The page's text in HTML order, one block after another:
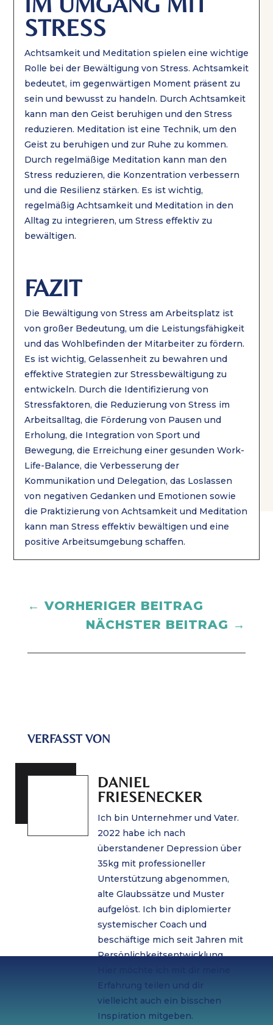
STRESS
Achtsamkeit und Meditation spielen eine wichtige
Rolle bei der Bewältigung von Stress. Achtsamkeit
bedeutet, im gegenwärtigen Moment präsent zu
sein und bewusst zu handeln. Durch Achtsamkeit
kann man den Geist beruhigen und den Stress
reduzieren. Meditation ist eine Technik, um den
Geist zu beruhigen und zur Ruhe zu kommen.
Durch regelmäßige Meditation kann man den
Stress reduzieren, die Konzentration verbessern
und die Resilienz stärken. Es ist wichtig,
regelmäßig Achtsamkeit und Meditation in den
Alltag zu integrieren, um Stress effektiv zu
bewältigen.
FAZIT
Die Bewältigung von Stress am Arbeitsplatz ist
von großer Bedeutung, um die Leistungsfähigkeit
und das Wohlbefinden der Mitarbeiter zu fördern.
Es ist wichtig, Gelassenheit zu bewahren und
effektive Strategien zur Stressbewältigung zu
entwickeln. Durch die Identifizierung von
Stressfaktoren, die Reduzierung von Stress im
Arbeitsalltag, die Förderung von Pausen und
Erholung, die Integration von Sport und
Bewegung, die Erreichung einer gesunden Work-
Life-Balance, die Verbesserung der
Kommunikation und Delegation, das Loslassen
von negativen Gedanken und Emotionen sowie
die Praktizierung von Achtsamkeit und Meditation
kann man Stress effektiv bewältigen und eine
positive Arbeitsumgebung schaffen.
← VORHERIGER BEITRAG
NÄCHSTER BEITRAG →
VERFASST VON
DANIEL
FRIESENECKER
Ich bin Unternehmer und Vater.
2022 habe ich nach
überstandener Depression über
35kg mit professioneller
Unterstützung abgenommen,
alte Glaubssätze und Muster
aufgelöst. Ich bin diplomierter
systemischer Coach und
beschäftige mich seit Jahren mit
Persönlichkeitsentwicklung.
Erfahrung teilen und dir
vielleicht auch ein bisschen
Inspiration mitgeben.